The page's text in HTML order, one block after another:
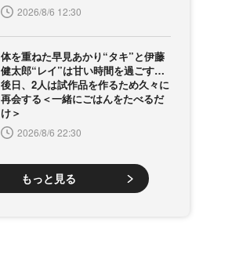
2026/8/6 12:30
体を重ねた早見あかり“タキ”と伊藤
健太郎“レイ”は甘い時間を過ごす…
後日、2人は試作品を作るため久々に
再会する＜一緒にごはんをたべるだ
け＞
2026/8/6 22:30
もっと見る